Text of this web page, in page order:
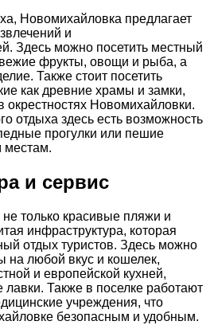
Новомихайловка предлагает
и
Здесь можно посетить местный
фрукты, овощи и рыба, а
Также стоит посетить
как древние храмы и замки,
Новомихайловки.
отдыха здесь есть возможность
прогулки или пешие
местам.
и сервис
только красивые пляжи и
инфраструктура, которая
отдых туристов. Здесь можно
на любой вкус и кошелек,
и европейской кухней,
Также в поселке работают
учреждения, что
безопасным и удобным.